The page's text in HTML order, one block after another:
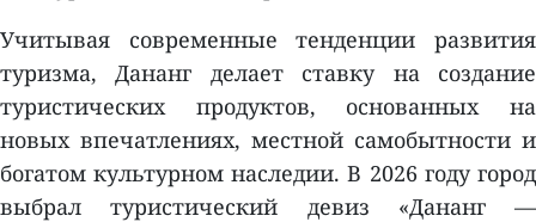
Учитывая современные тенденции развития
туризма, Дананг делает ставку на создание
туристических продуктов, основанных на
новых впечатлениях, местной самобытности и
богатом культурном наследии. В 2026 году город
выбрал туристический девиз «Дананг —